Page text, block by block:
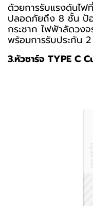
ด้วยการรับแรงดันไ
ปลอดภัยถึง 8 ชั้น ป้
กระชาก ไฟฟ้าลัดวง
พร้อมการรับประกัน
3.หัวชาร์จ TYPE C